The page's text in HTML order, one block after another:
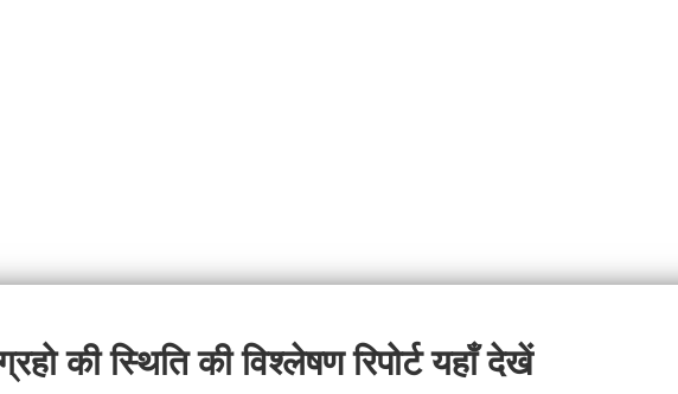
की स्थिति की विश्लेषण रिपोर्ट यहाँ देखें